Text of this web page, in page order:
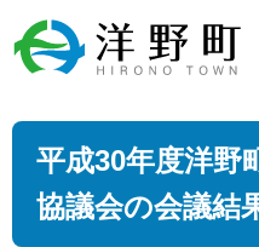
平成30年度洋野
協議会の会議結